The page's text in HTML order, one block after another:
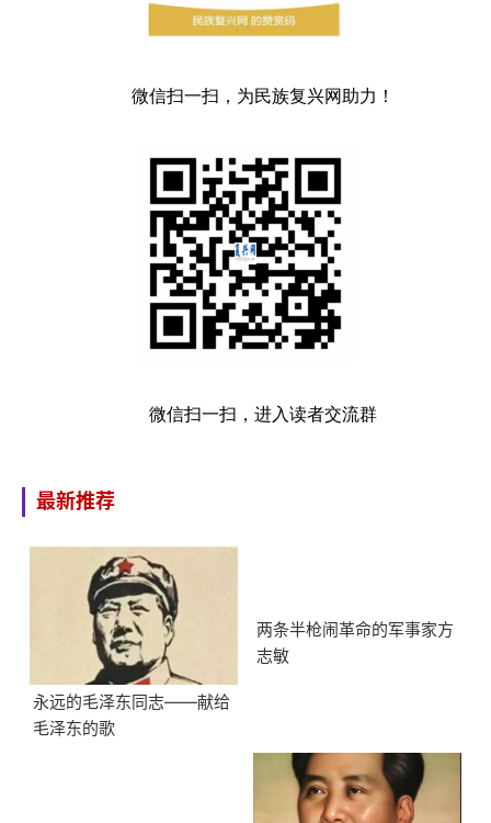
微信扫一扫，为民族复兴网助力！
微信扫一扫，进入读者交流群
最新推荐
永远的毛泽东同志——献给
毛泽东的歌
两条半枪闹革命的军事家方
志敏